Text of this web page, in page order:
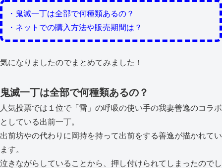
・鬼滅一丁は全部で何種類あるの？
・ネットでの購入方法や販売期間は？
気になりましたのでまとめてみました！
鬼滅一丁は全部で何種類あるの？
人気投票では１位で「雷」の呼吸の使い手の我妻善逸のコラボ
としている出前一丁。
出前坊やの代わりに岡持を持って出前をする善逸が描かれてい
ます。
泣きながらしていることから、押し付けられてしまったのでし